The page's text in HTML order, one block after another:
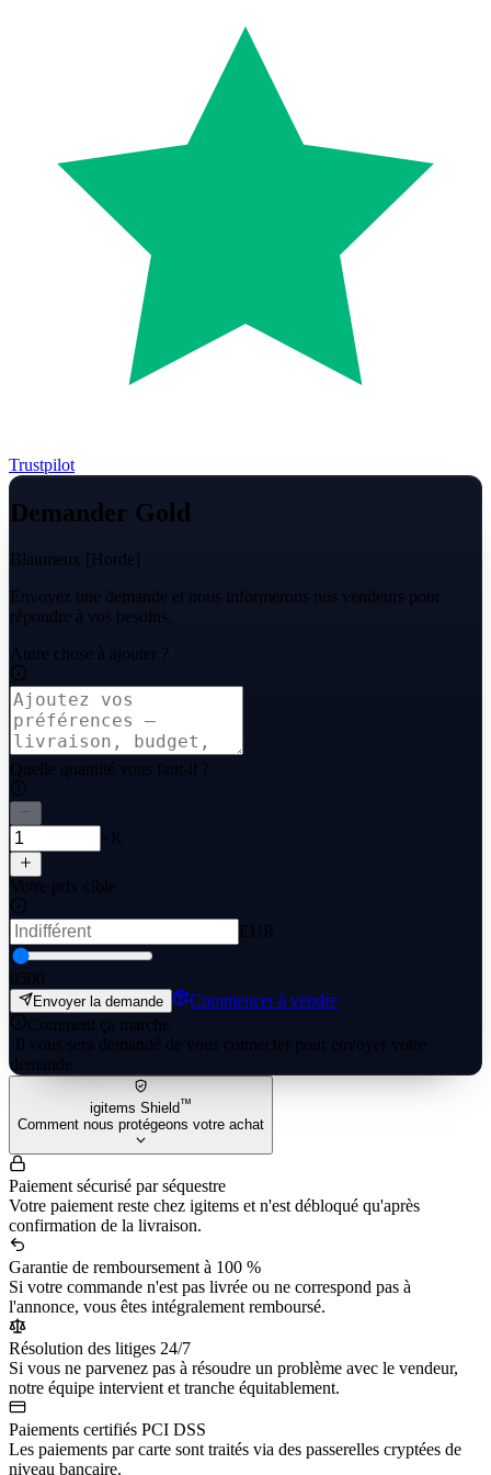
Trustpilot
Demander Gold
Blaumeux [Horde]
Envoyez une demande et nous informerons nos vendeurs pour
répondre à vos besoins.
Autre chose à ajouter ?
Quelle quantité vous faut-il ?
×K
Votre prix cible
EUR
0500
Envoyer la demande
Commencer à vendre
Comment ça marche
· Il vous sera demandé de vous connecter pour envoyer votre
demande.
igitems Shield™
Comment nous protégeons votre achat
Paiement sécurisé par séquestre
Votre paiement reste chez igitems et n'est débloqué qu'après
confirmation de la livraison.
Garantie de remboursement à 100 %
Si votre commande n'est pas livrée ou ne correspond pas à
l'annonce, vous êtes intégralement remboursé.
Résolution des litiges 24/7
Si vous ne parvenez pas à résoudre un problème avec le vendeur,
notre équipe intervient et tranche équitablement.
Paiements certifiés PCI DSS
Les paiements par carte sont traités via des passerelles cryptées de
niveau bancaire.